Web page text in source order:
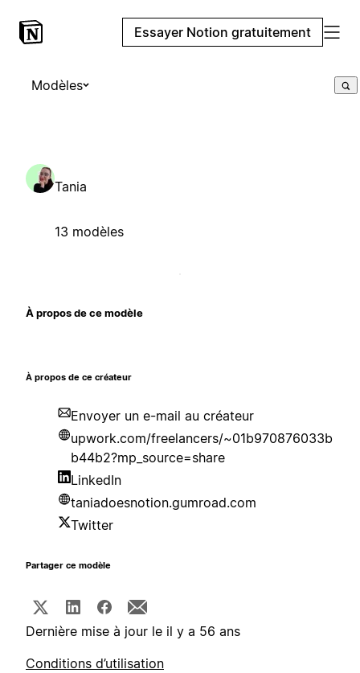
Essayer Notion gratuitement
Modèles
Tania
13 modèles
À propos de ce modèle
À propos de ce créateur
Envoyer un e-mail au créateur
upwork.com/freelancers/~01b970876033b
b44b2?mp_source=share
LinkedIn
taniadoesnotion.gumroad.com
Twitter
Partager ce modèle
Dernière mise à jour le il y a 56 ans
Conditions d’utilisation